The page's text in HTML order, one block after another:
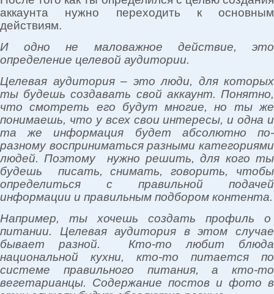
аккаунта нужно переходить к основным
действиям.
И одно не маловажное действие, это
определение целевой аудитории.
Целевая аудитория – это люди, для которых
ты будешь создавать свой аккаунт. Понятно,
что смотреть его будут многие, но ты же
понимаешь, что у всех свои интересы, и одна и
та же информация будет абсолютно по-
разному восприниматься разными категориями
людей. Поэтому нужно решить, для кого ты
будешь писать, снимать, говорить, чтобы
определиться с правильной подачей
информации и правильным подбором контента.
Например, ты хочешь создать профиль о
питании. Целевая аудитория в этом случае
бывает разной. Кто-то любит блюда
национальной кухни, кто-то питается по
системе правильного питания, а кто-то
вегетарианцы. Содержание постов и фото в